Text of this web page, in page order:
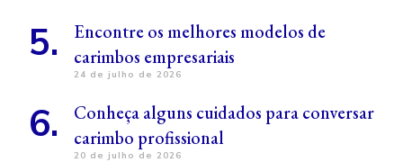
Encontre os melhores modelos de
carimbos empresariais
24 de julho de 2026
Conheça alguns cuidados para conversar
carimbo profissional
20 de julho de 2026